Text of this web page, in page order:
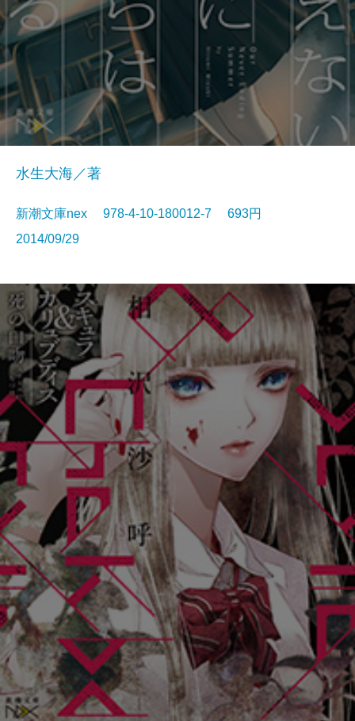
水生大海／著
新潮文庫nex 978-4-10-180012-7 693円
2014/09/29